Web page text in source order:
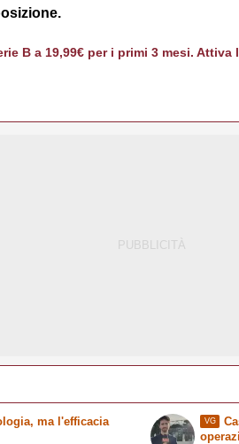
B a 19,99€ per i primi 3 mesi. Attiva
ma l'efficacia VG